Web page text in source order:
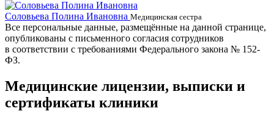
Соловьева Полина Ивановна Медицинская сестра
Все персональные данные, размещённые на данной странице,
опубликованы с письменного согласия сотрудников
в соответствии с требованиями Федерального закона № 152-
ФЗ.
Медицинские лицензии, выписки и
сертификаты клиники